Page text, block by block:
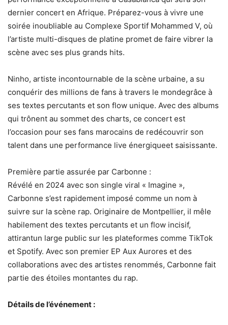
dernier concert en Afrique. Préparez-vous à vivre une
soirée inoubliable au Complexe Sportif Mohammed V, où
l’artiste multi-disques de platine promet de faire vibrer la
scène avec ses plus grands hits.
Ninho, artiste incontournable de la scène urbaine, a su
conquérir des millions de fans à travers le mondegrâce à
ses textes percutants et son flow unique. Avec des albums
qui trônent au sommet des charts, ce concert est
l’occasion pour ses fans marocains de redécouvrir son
talent dans une performance live énergiqueet saisissante.
Première partie assurée par Carbonne :
Révélé en 2024 avec son single viral « Imagine »,
Carbonne s’est rapidement imposé comme un nom à
suivre sur la scène rap. Originaire de Montpellier, il mêle
habilement des textes percutants et un flow incisif,
attirantun large public sur les plateformes comme TikTok
et Spotify. Avec son premier EP Aux Aurores et des
collaborations avec des artistes renommés, Carbonne fait
partie des étoiles montantes du rap.
Détails de l’événement :